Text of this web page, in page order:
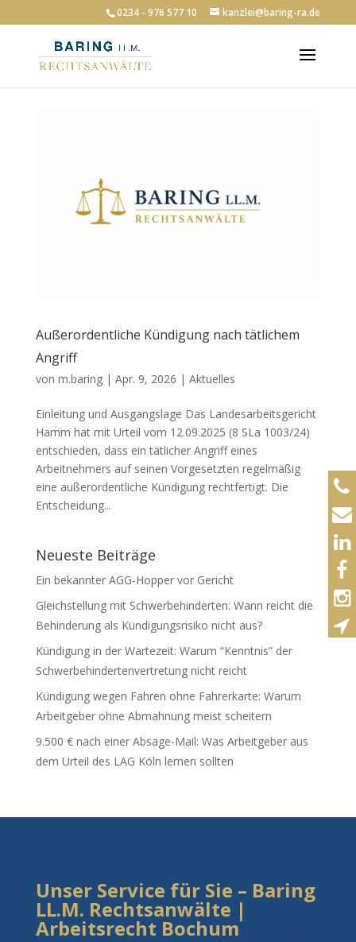
0234 - 976 577 10 kanzlei@baring-ra.de
Außerordentliche Kündigung nach tätlichem
Angriff
von m.baring| Apr. 9, 2026 | Aktuelles
Einleitung und Ausgangslage Das Landesarbeitsgericht
Hamm hat mit Urteil vom 12.09.2025 (8 SLa 1003/24)
entschieden, dass ein tätlicher Angriff eines
Arbeitnehmers auf seinen Vorgesetzten regelmäßig
eine außerordentliche Kündigung rechtfertigt. Die
Entscheidung...
Neueste Beiträge
Ein bekannter AGG-Hopper vor Gericht
Gleichstellung mit Schwerbehinderten: Wann reicht die
Behinderung als Kündigungsrisiko nicht aus?
Kündigung in der Wartezeit: Warum “Kenntnis” der
Schwerbehindertenvertretung nicht reicht
Kündigung wegen Fahren ohne Fahrerkarte: Warum
Arbeitgeber ohne Abmahnung meist scheitern
9.500 € nach einer Absage-Mail: Was Arbeitgeber aus
dem Urteil des LAG Köln lernen sollten
Unser Service für Sie – Baring
LL.M. Rechtsanwälte |
Arbeitsrecht Bochum